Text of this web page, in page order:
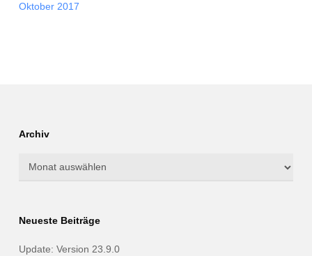
Oktober 2017
Archiv
Archiv
Neueste Beiträge
Update: Version 23.9.0